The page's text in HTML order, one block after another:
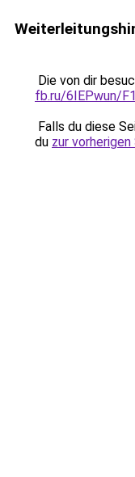
Die von dir
fb.ru/6IEPwun/
Falls du diese
du zur